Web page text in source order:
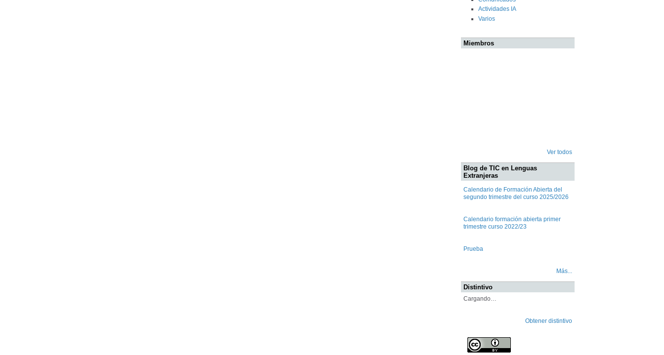
Actividades IA
Varios
Miembros
Ver todos
Blog de TIC en Lenguas
Extranjeras
Calendario de Formación Abierta del
segundo trimestre del curso 2025/2026
Calendario formación abierta primer
trimestre curso 2022/23
Prueba
Más...
Distintivo
Cargando…
Obtener distintivo